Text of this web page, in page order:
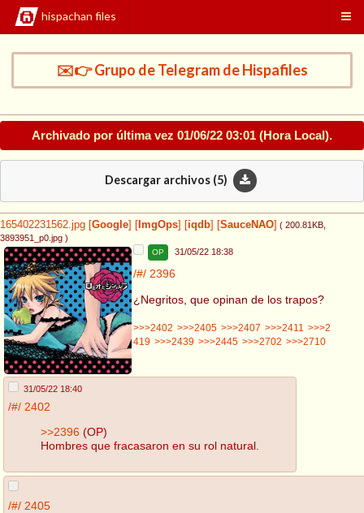
hispachan files
✉️👉 Grupo de Telegram de Hispafiles
Archivado por última vez 01/06/22 03:01 (Hora Local).
Descargar archivos (5)
165402231562.jpg Google ImgOps iqdb SauceNAO ( 200.81KB
3893951_p0.jpg )
OP 31/05/22 18:38
/#/ 2396
¿Negritos, que opinan de los trapos?
>>>2402 >>>2405 >>>2407 >>>2411
>>>2
419 >>>2439 >>>2445 >>>2702 >>>2710
31/05/22 18:40
/#/ 2402
>>2396 (OP)
Hombres que fracasaron en su rol natural.
/#/ 2405